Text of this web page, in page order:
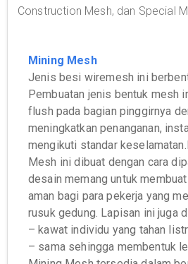
Construction Mesh, dan Special
Mining Mesh
Jenis besi wiremesh ini
Pembuatan jenis bentuk mesh
flush pada bagian pinggirnya
meningkatkan penanganan,
mengikuti standar
Mesh ini dibuat dengan cara
desain memang untuk
aman bagi para pekerja yang
rusuk gedung. Lapisan ini juga
– kawat individu yang tahan
– sama sehingga membentuk